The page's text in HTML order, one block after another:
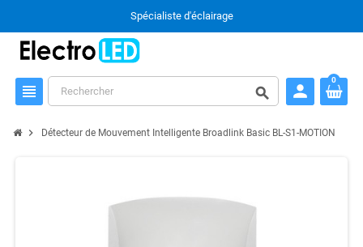
Spécialiste d'éclairage
view_headline search person
0
chevron_right Détecteur de Mouvement Intelligente Broadlink Basic BL-S1-MOTION